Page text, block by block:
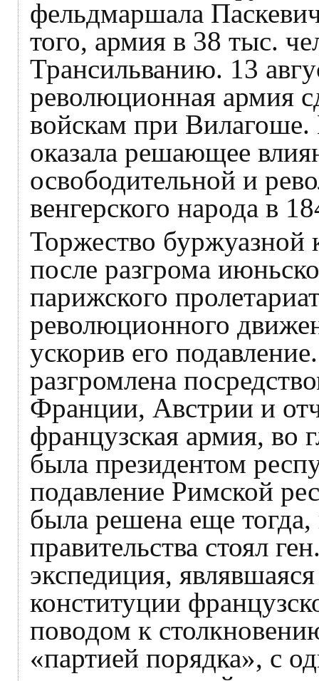
фельдмаршала
того, армия в 38 тыс.
Трансильванию. 13
революционная армия
войскам при Вилагоше.
оказала решающее
освободительной и
венгерского народа в
Торжество
после разгрома
парижского
революционного
ускорив его
разгромлена
Франции, Австрии и
французская армия, во
была президентом
подавление Римской
была решена еще тогда,
правительства стоял
экспедиция,
конституции
поводом к
«партией порядка», с